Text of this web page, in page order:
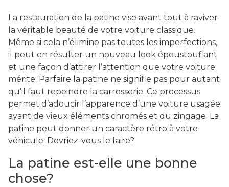
La restauration de la patine vise avant tout à raviver
la véritable beauté de votre voiture classique.
Même si cela n’élimine pas toutes les imperfections,
il peut en résulter un nouveau look époustouflant
et une façon d’attirer l’attention que votre voiture
mérite. Parfaire la patine ne signifie pas pour autant
qu’il faut repeindre la carrosserie. Ce processus
permet d’adoucir l’apparence d’une voiture usagée
ayant de vieux éléments chromés et du zingage. La
patine peut donner un caractère rétro à votre
véhicule. Devriez-vous le faire?
La patine est-elle une bonne
chose?